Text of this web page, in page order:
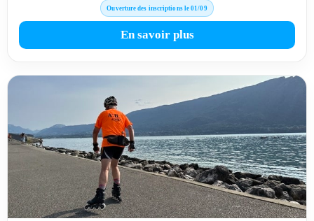
Ouverture des inscriptions le 01/09
En savoir plus